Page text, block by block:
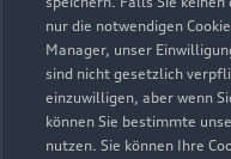
nur die notwendigen
Manager, unser
sind nicht gesetzlich
einzuwilligen, aber wenn
können Sie bestimmte
nutzen. Sie können Ihre